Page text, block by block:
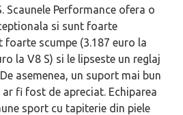
Scaunele Performance ofera o
si sunt foarte
scumpe (3.187 euro la
la V8 S) si le lipseste un reglaj
asemenea, un suport mai bun
fi fost de apreciat. Echiparea
sport cu tapiterie din piele